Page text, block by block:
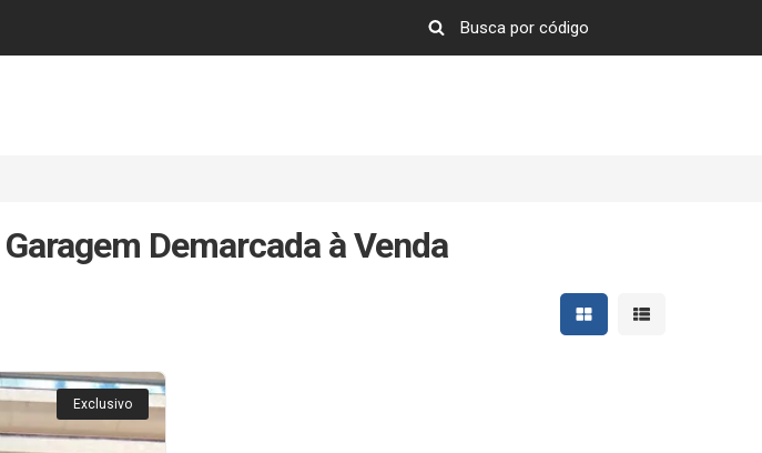
Demarcada à Venda
Mostrar resultados em
Mostrar
Exclusivo